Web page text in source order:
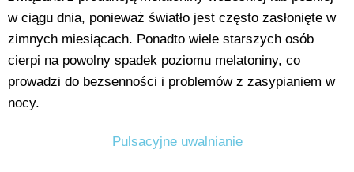
w ciągu dnia, ponieważ światło jest często zasłonięte w
zimnych miesiącach. Ponadto wiele starszych osób
cierpi na powolny spadek poziomu melatoniny, co
prowadzi do bezsenności i problemów z zasypianiem w
nocy.
Pulsacyjne uwalnianie